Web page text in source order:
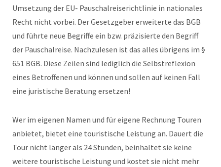
Umsetzung der EU- Pauschalreiserichtlinie in nationales
Recht nicht vorbei. Der Gesetzgeber erweiterte das BGB
und führte neue Begriffe ein bzw. präzisierte den Begriff
der Pauschalreise. Nachzulesen ist das alles übrigens im §
651 BGB. Diese Zeilen sind lediglich die Selbstreflexion
eines Betroffenen und können und sollen auf keinen Fall
eine juristische Beratung ersetzen!
Wer im eigenen Namen und für eigene Rechnung Touren
anbietet, bietet eine touristische Leistung an. Dauert die
Tour nicht länger als 24 Stunden, beinhaltet sie keine
weitere touristische Leistung und kostet sie nicht mehr